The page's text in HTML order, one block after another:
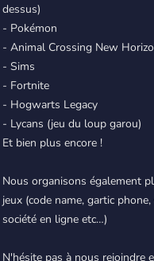
dessus)
- Pokémon
- Animal Crossing New
- Sims
- Fortnite
- Hogwarts Legacy
- Lycans (jeu du loup garou)
Et bien plus encore !
Nous organisons également
jeux (code name, gartic
société en ligne etc…)
N'hésite pas à nous rejoindre